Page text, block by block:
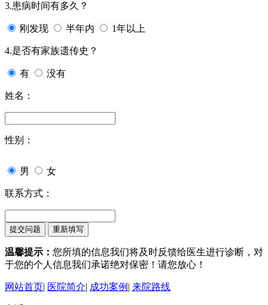
3.患病时间有多久？
刚发现 半年内 1年以上
4.是否有家族遗传史？
有 没有
姓名：
性别：
男 女
联系方式：
温馨提示： 您所填的信息我们将及时反馈给医生进行诊断，对
于您的个人信息我们承诺绝对保密！请您放心！
网站首页| 医院简介| 成功案例 | 来院路线